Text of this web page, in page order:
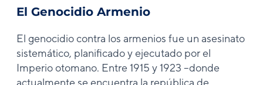
El Genocidio Armenio
El genocidio contra los armenios fue un asesinato
sistemático, planificado y ejecutado por el
Imperio otomano. Entre 1915 y 1923 –donde
actualmente se encuentra la república de